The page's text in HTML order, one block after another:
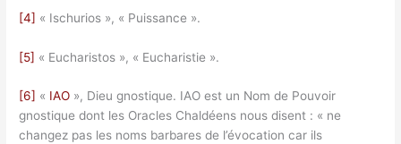
[4] « Ischurios », « Puissance ».
[5] « Eucharistos », « Eucharistie ».
[6] « IAO », Dieu gnostique. IAO est un Nom de Pouvoir
gnostique dont les Oracles Chaldéens nous disent : « ne
changez pas les noms barbares de l’évocation car ils